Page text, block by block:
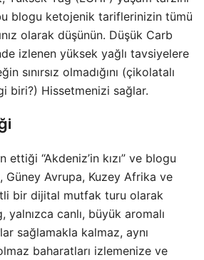
blogu ketojenik tariflerinizin tümü
olarak düşünün. Düşük Carb
izlenen yüksek yağlı tavsiyelere
sınırsız olmadığını (çikolatalı
biri?) Hissetmenizi sağlar.
ettiği “Akdeniz’in kızı” ve blogu
Güney Avrupa, Kuzey Afrika ve
bir dijital mutfak turu olarak
canlı, büyük aromalı
sağlamakla kalmaz, aynı
baharatları izlemenize ve